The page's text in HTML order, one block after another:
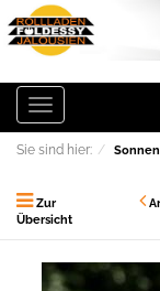
Toggle
navigation
Sie sind hier:
Zur
Übersicht